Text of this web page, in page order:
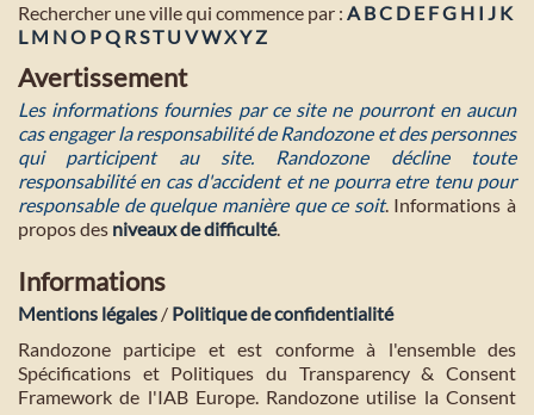
Rechercher une ville qui commence par : A BC D E FG H I J K
L M NO PQ RST U VWXYZ
Avertissement
Les informations fournies par ce site ne pourront en aucun
cas engager la responsabilité de Randozone et des personnes
qui participent au site. Randozone décline toute
responsabilité en cas d'accident et ne pourra etre tenu pour
responsable de quelque manière que ce soit. Informations à
propos des niveaux de difficulté.
Informations
Mentions légales / Politique de confidentialité
Randozone participe et est conforme à l'ensemble des
Spécifications et Politiques du Transparency & Consent
Framework de l'IAB Europe. Randozone utilise la Consent